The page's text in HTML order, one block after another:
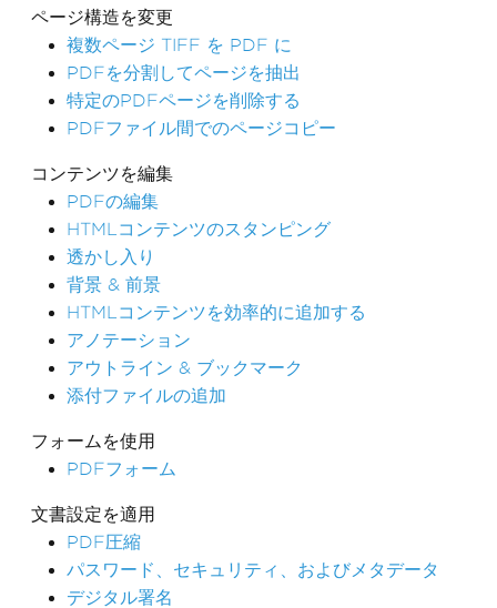
ページ構造を変更
複数ページ TIFF を PDF に
PDFを分割してページを抽出
特定のPDFページを削除する
PDFファイル間でのページコピー
コンテンツを編集
PDFの編集
HTMLコンテンツのスタンピング
透かし入り
背景 & 前景
HTMLコンテンツを効率的に追加する
アノテーション
アウトライン & ブックマーク
添付ファイルの追加
フォームを使用
PDFフォーム
文書設定を適用
PDF圧縮
パスワード、セキュリティ、およびメタデータ
デジタル署名